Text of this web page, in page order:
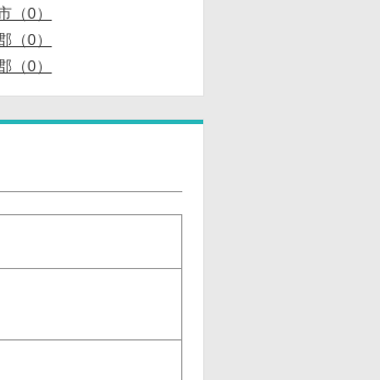
（0）
（0）
（0）